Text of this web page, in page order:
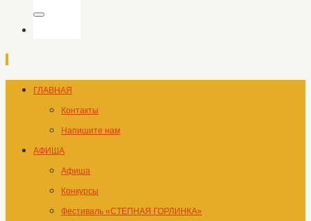
Поиск
Перейти
содержимому
ГЛАВНАЯ
Контакты
Напишите нам
АФИША
Афиша
Конкурсы
Фестиваль «СТЕПНАЯ ГОРЛИНКА»